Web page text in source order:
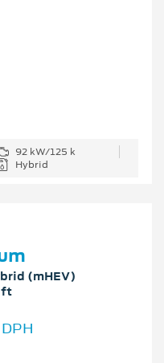
92 kW/125 k
Hybrid
(mHEV)